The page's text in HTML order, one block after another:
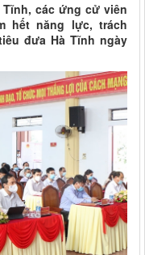
các ứng cử viên
hết năng lực, trách
đưa Hà Tĩnh ngày